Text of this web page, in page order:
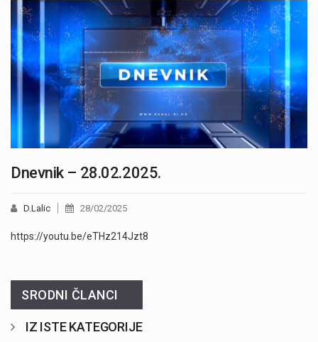
Dnevnik – 28.02.2025.
D.Lalic 28/02/2025
https://youtu.be/eTHz214Jzt8
SRODNI ČLANCI
IZ ISTE KATEGORIJE